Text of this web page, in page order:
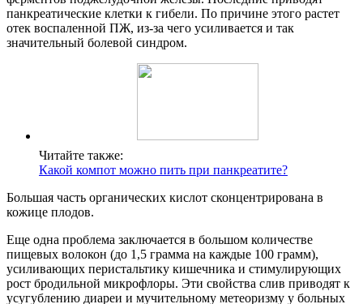
панкреатические клетки к гибели. По причине этого растет
отек воспаленной ПЖ, из-за чего усиливается и так
значительный болевой синдром.
Читайте также:
Какой компот можно пить при панкреатите?
Большая часть органических кислот сконцентрирована в
кожице плодов.
Еще одна проблема заключается в большом количестве
пищевых волокон (до 1,5 грамма на каждые 100 грамм),
усиливающих перистальтику кишечника и стимулирующих
рост бродильной микрофлоры. Эти свойства слив приводят к
усугублению диареи и мучительному метеоризму у больных